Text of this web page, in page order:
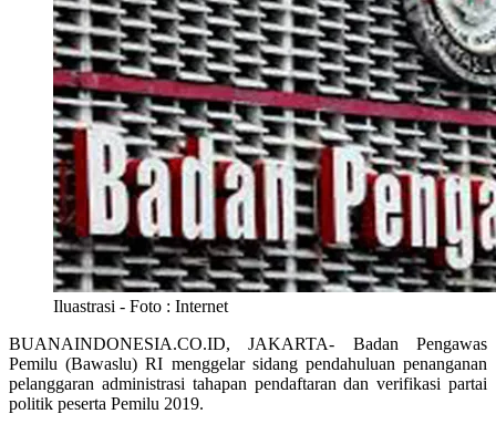
Iluastrasi - Foto : Internet
BUANAINDONESIA.CO.ID, JAKARTA- Badan Pengawas
Pemilu (Bawaslu) RI menggelar sidang pendahuluan penanganan
pelanggaran administrasi tahapan pendaftaran dan verifikasi partai
politik peserta Pemilu 2019.